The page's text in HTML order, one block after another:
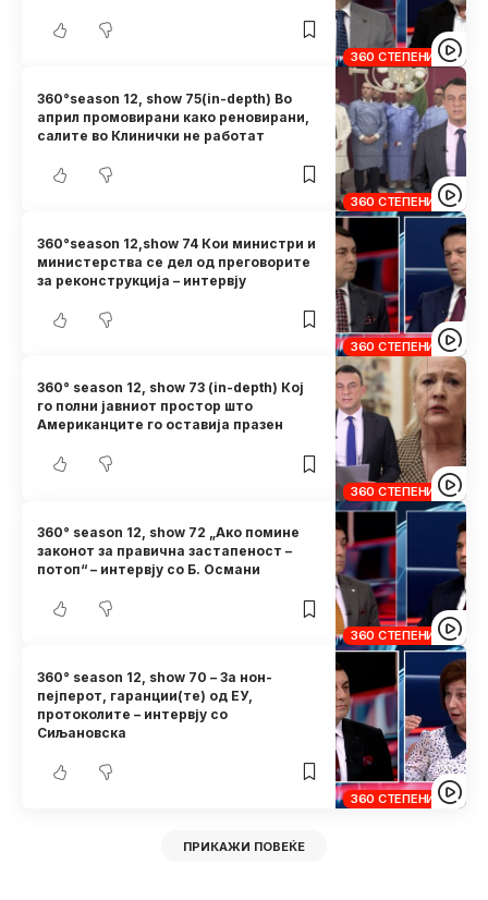
360 СТЕПЕНИ
360 СТЕПЕНИ
360°season 12, show 75(in-depth) Во
април промовирани како реновирани,
салите во Клинички не работат
360 СТЕПЕНИ
360°season 12,show 74 Кои министри и
министерства се дел од преговорите
за реконструкција – интервју
360 СТЕПЕНИ
360° season 12, show 73 (in-depth) Кој
го полни јавниот простор што
Американците го оставија празен
360 СТЕПЕНИ
360° season 12, show 72 „Ако помине
законот за правична застапеност –
потоп“ – интервју со Б. Османи
360 СТЕПЕНИ
360° season 12, show 70 – За нон-
пејперот, гаранции(те) од ЕУ,
протоколите – интервју со
Сиљановска
ПРИКАЖИ ПОВЕЌЕ